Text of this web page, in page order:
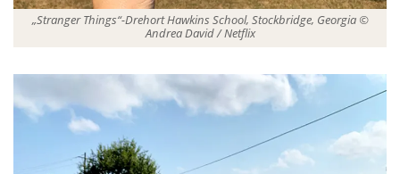
„Stranger Things“-Drehort Hawkins School, Stockbridge, Georgia ©
Andrea David / Netflix